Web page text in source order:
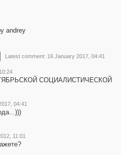
andrey
Latest comment: 16 January 2017, 04:41
СОЦИАЛИСТИЧЕСКОЙ
04:41
11:01